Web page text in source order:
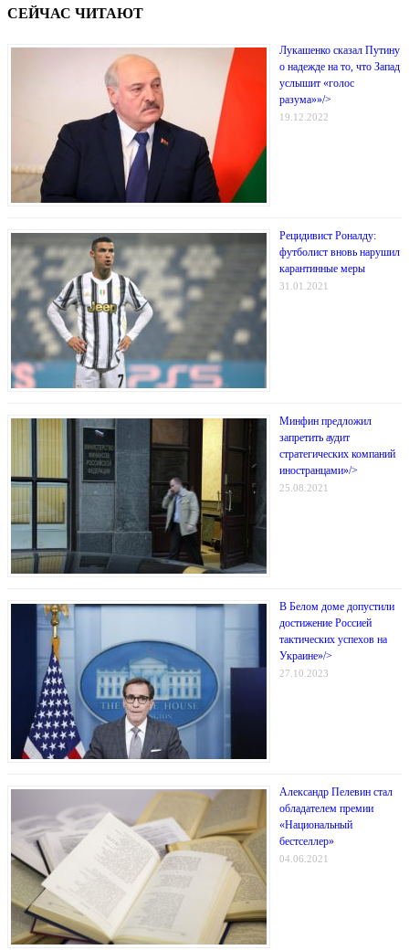
СЕЙЧАС ЧИТАЮТ
Лукашенко сказал Путину
о надежде на то, что Запад
услышит «голос
разума»»/>
19.12.2022
Рецидивист Роналду:
футболист вновь нарушил
карантинные меры
31.01.2021
Минфин предложил
запретить аудит
стратегических компаний
иностранцами»/>
25.08.2021
В Белом доме допустили
достижение Россией
тактических успехов на
Украине»/>
27.10.2023
Александр Пелевин стал
обладателем премии
«Национальный
бестселлер»
04.06.2021